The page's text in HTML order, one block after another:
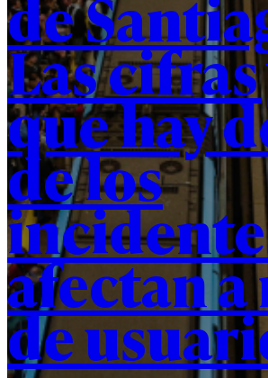
de salud.
Las
que hay
de los
afectan
de